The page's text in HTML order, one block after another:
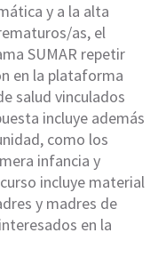
y a la alta
as, el
SUMAR repetir
en la plataforma
salud vinculados
incluye además
como los
infancia y
incluye material
y madres de
en la